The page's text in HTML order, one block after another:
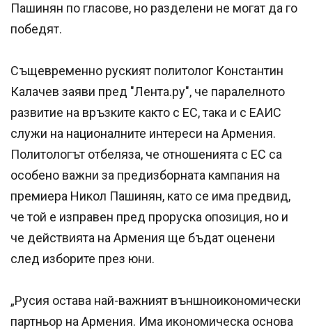
Пашинян по гласове, но разделени не могат да го
победят.
Същевременно руският политолог Константин
Калачев заяви пред "Лента.ру", че паралелното
развитие на връзките както с ЕС, така и с ЕАИС
служи на националните интереси на Армения.
Политологът отбеляза, че отношенията с ЕС са
особено важни за предизборната кампания на
премиера Никол Пашинян, като се има предвид,
че той е изправен пред проруска опозиция, но и
че действията на Армения ще бъдат оценени
след изборите през юни.
„Русия остава най-важният външноикономически
партньор на Армения. Има икономическа основа